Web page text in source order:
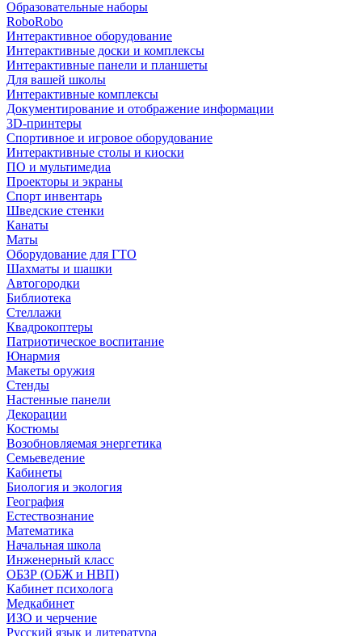
Образовательные наборы
RoboRobo
Интерактивное оборудование
Интерактивные доски и комплексы
Интерактивные панели и планшеты
Для вашей школы
Интерактивные комплексы
Документирование и отображение информации
3D-принтеры
Спортивное и игровое оборудование
Интерактивные столы и киоски
ПО и мультимедиа
Проекторы и экраны
Спорт инвентарь
Шведские стенки
Канаты
Маты
Оборудование для ГТО
Шахматы и шашки
Автогородки
Библиотека
Стеллажи
Квадрокоптеры
Патриотическое воспитание
Юнармия
Макеты оружия
Стенды
Настенные панели
Декорации
Костюмы
Возобновляемая энергетика
Семьеведение
Кабинеты
Биология и экология
География
Естествознание
Математика
Начальная школа
Инженерный класс
ОБЗР (ОБЖ и НВП)
Кабинет психолога
Медкабинет
ИЗО и черчение
Русский язык и литература